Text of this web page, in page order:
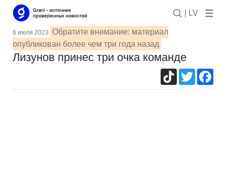
| LV
6 июля 2023 Обратите внимание: материал
опубликован более чем три года назад
Лизунов принес три очка команде
TikTokTwitter